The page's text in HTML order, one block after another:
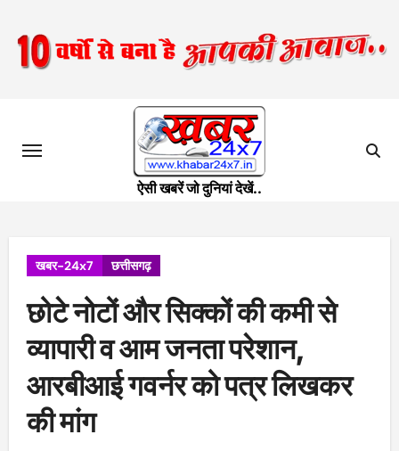
content
ऐसी खबरें जो दुनियां देखें..
खबर-24x7 छत्तीसगढ़
छोटे नोटों और सिक्कों की कमी से
व्यापारी व आम जनता परेशान,
आरबीआई गवर्नर को पत्र लिखकर
की मांग